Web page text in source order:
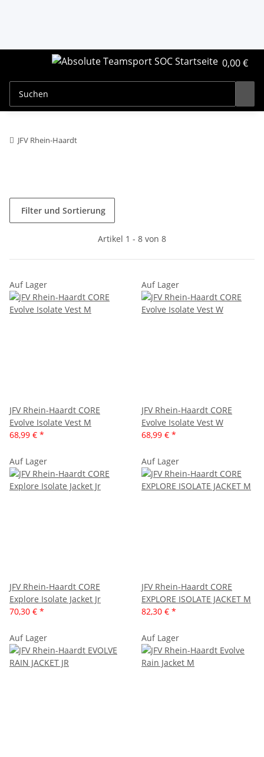
0,00 €
JFV Rhein-Haardt
Filter und Sortierung
Artikel 1 - 8 von 8
Auf Lager
JFV Rhein-Haardt CORE
Evolve Isolate Vest M
68,99 € *
Auf Lager
JFV Rhein-Haardt CORE
Evolve Isolate Vest W
68,99 € *
Auf Lager
JFV Rhein-Haardt CORE
Explore Isolate Jacket Jr
70,30 € *
Auf Lager
JFV Rhein-Haardt CORE
EXPLORE ISOLATE JACKET M
82,30 € *
Auf Lager Auf Lager